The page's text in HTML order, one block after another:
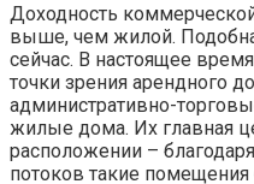
Доходность
выше, чем жилой.
сейчас. В настоящее
точки зрения арендного
административно-
жилые дома. Их главная
расположении –
потоков такие